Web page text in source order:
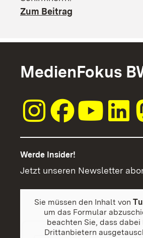
Zum Beitrag
MedienFokus
Werde Insider!
Jetzt unseren Newsletter
Sie müssen den Inhalt von
um das Formular
beachten Sie, dass dabei
Drittanbietern